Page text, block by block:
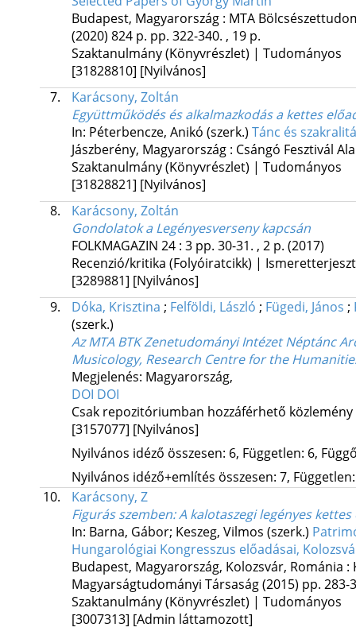
Budapest, Magyarország : MTA
(2020) 824 p. pp. 322-340. , 19 p.
Szaktanulmány (Könyvrészlet) | Tudományos
[31828810] [Nyilvános]
7.
Karácsony, Zoltán
Együttműködés és alkalmazkodás a kettes
In: Péterbencze, Anikó (szerk.) Tánc és
Jászberény, Magyarország : Csángó Fesztivál
Szaktanulmány (Könyvrészlet) | Tudományos
[31828821] [Nyilvános]
8.
Karácsony, Zoltán
Gondolatok a Legényesverseny kapcsán
FOLKMAGAZIN 24: 3 pp. 30-31. , 2 p. (2017)
Recenzió/kritika (Folyóiratcikk) |
[3289881] [Nyilvános]
9.
Dóka, Krisztina ; Felföldi, László ; Fügedi, János ;
(szerk.)
Az MTA BTK Zenetudományi Intézet Néptánc
Musicology, Research Centre for the
Megjelenés: Magyarország,
DOI DOI
Csak repozitóriumban hozzáférhető
[3157077] [Nyilvános]
Nyilvános idéző összesen: 6, Független: 6,
Nyilvános idéző+említés összesen: 7,
10.
Karácsony, Z
Figurás szemben: A kalotaszegi legényes
In: Barna, Gábor; Keszeg, Vilmos (szerk.)
Hungarológiai Kongresszus előadásai,
Budapest, Magyarország, Kolozsvár, Románia :
Magyarságtudományi Társaság(2015) pp. 283-
Szaktanulmány (Könyvrészlet) | Tudományos
[3007313] [Admin láttamozott]